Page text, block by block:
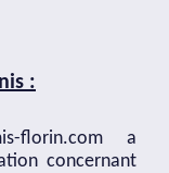
:
florin.com a
concernant